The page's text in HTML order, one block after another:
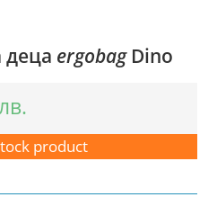
деца ergobagDino
product